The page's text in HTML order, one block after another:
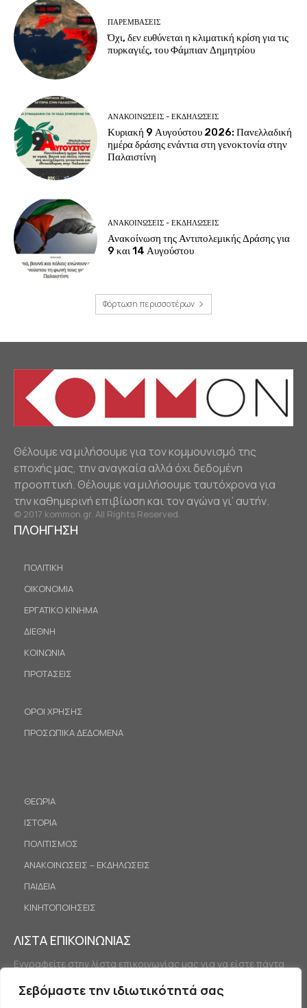
Σεβόμαστε την ιδιωτικότητά σας
ΠΑΡΕΜΒΑΣΕΙΣ
Όχι, δεν ευθύνεται η κλιματική κρίση για τις
πυρκαγιές, του Φάμπιαν Δημητρίου
ΑΝΑΚΟΙΝΩΣΕΙΣ - ΕΚΔΗΛΩΣΕΙΣ
Κυριακή 9 Αυγούστου 2026: Πανελλαδική
ημέρα δράσης ενάντια στη γενοκτονία στην
Παλαιστίνη
ΑΝΑΚΟΙΝΩΣΕΙΣ - ΕΚΔΗΛΩΣΕΙΣ
Ανακοίνωση της Αντιπολεμικής Δράσης για
9 και 14 Αυγούστου
Φόρτωση περισσοτέρων
Θέλουμε να μιλήσουμε για τον κομμουνισμό της
εποχής μας, την αναγκαία αλλά όχι δεδομένη
προοπτική. Θέλουμε να μιλήσουμε ταυτόχρονα για
την καθημερινή επιβίωση και τον αγώνα γι’ αυτήν.
© 2017 kommon.gr. All Rights Reserved.
ΠΛΟΗΓΗΣΗ
ΠΟΛΙΤΙΚΗ
ΟΙΚΟΝΟΜΙΑ
ΕΡΓΑΤΙΚΟ ΚΙΝΗΜΑ
ΔΙΕΘΝΗ
ΚΟΙΝΩΝΙΑ
ΠΡΟΤΑΣΕΙΣ
ΟΡΟΙ ΧΡΗΣΗΣ
ΠΡΟΣΩΠΙΚΑ ΔΕΔΟΜΕΝΑ
ΘΕΩΡΙΑ
ΙΣΤΟΡΙΑ
ΠΟΛΙΤΙΣΜΟΣ
ΑΝΑΚΟΙΝΩΣΕΙΣ – ΕΚΔΗΛΩΣΕΙΣ
ΠΑΙΔΕΙΑ
ΚΙΝΗΤΟΠΟΙΗΣΕΙΣ
ΛΙΣΤΑ ΕΠΙΚΟΙΝΩΝΙΑΣ
Εγγραφείτε στην λίστα επικοινωνίας μας για να είστε πάντα